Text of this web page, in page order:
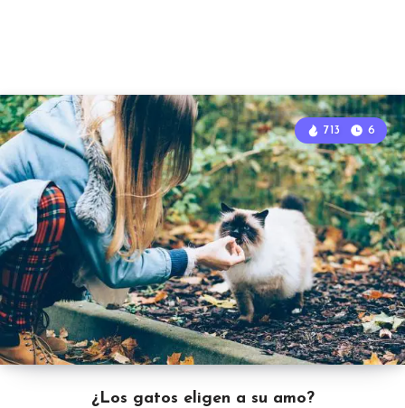
¿Los gatos eligen a su amo?
713 6